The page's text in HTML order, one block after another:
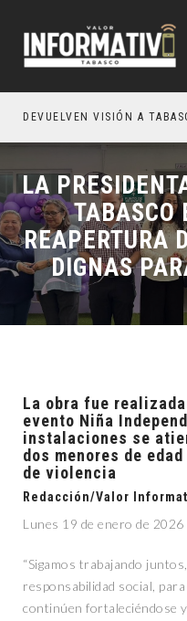
LA
TABASCO
REAPERTURA
DIGNAS
La obra fue
evento Niña
instalaciones se
dos menores de
de violencia
Redacción/Valor
Lunes 19 de enero de 2026
“Sigamos trabajando
responsabilidad social,
continúen fortaleciéndose